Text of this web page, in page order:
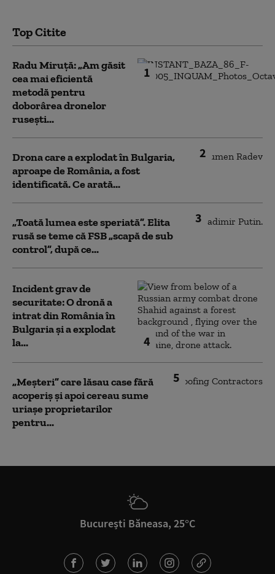
Top Citite
1
Radu Miruță: „Am găsit
cea mai eficientă
metodă pentru
doborârea dronelor
rusești...
2
Drona care a explodat în Bulgaria,
aproape de România, a fost
identificată. Ce arată...
3
„Toată lumea este speriată”. Elita
rusă se teme că FSB „scapă de sub
control”, după ce...
4
Incident grav de
securitate: O dronă a
intrat din România în
Bulgaria şi a explodat
la...
5
„Meșteri” care lăsau case fără
acoperiș și apoi cereau sume
uriașe proprietarilor
pentru...
București Băneasa, 25°C